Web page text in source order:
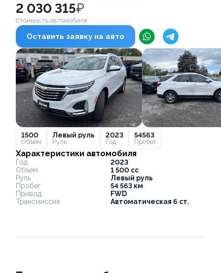
2 030 315₽
Стоимость автомобиля
Оставить заявку на авто
1500
Объем
Левый руль
Руль
2023
Год
54563
Пробег
Характеристики автомобиля
Год
2023
Объем
1 500 cc
Руль
Левый руль
Пробег
54 563 км
Привод
FWD
Трансмиссия
Автоматическая 6 ст.